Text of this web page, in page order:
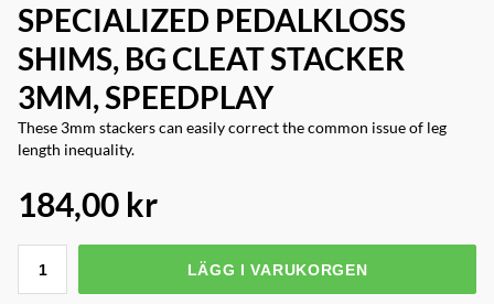
SPECIALIZED PEDALKLOSS
SHIMS, BG CLEAT STACKER
3MM, SPEEDPLAY
These 3mm stackers can easily correct the common issue of leg
length inequality.
184,00 kr
LÄGG I VARUKORGEN